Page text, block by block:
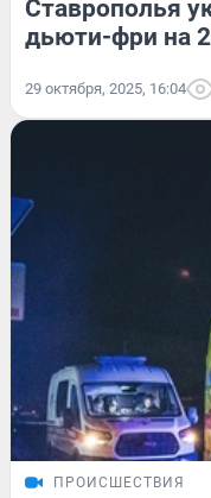
Ставрополья
дьюти-фри на
29 октября, 2025, 16:04
ПРОИСШЕСТВИЯ